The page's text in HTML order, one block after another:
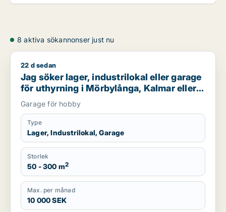
8 aktiva sökannonser just nu
Jag söker lager, industrilokal eller garage för uthyrning i
22 d sedan
Jag söker lager, industrilokal eller garage
för uthyrning i Mörbylånga, Kalmar eller
Borgholm
Garage för hobby
Type
Lager, Industrilokal, Garage
Storlek
50 - 300 m2
Max. per månad
10 000 SEK